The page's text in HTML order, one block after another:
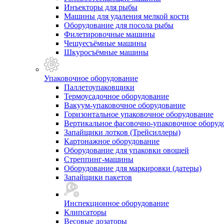
Инъекторы для рыбы
Машины для удаления мелкой кости
Оборудование для посола рыбы
Филетировочные машины
Чешуесъёмные машины
Шкуросъёмные машины
Упаковочное оборудование
Паллетоупаковщики
Термоусадочное оборудование
Вакуум-упаковочное оборудование
Горизонтальное упаковочное оборудование
Вертикальное фасовочно-упаковочное
Запайщики лотков (Трейсиллеры)
Картонажное оборудование
Оборудование для упаковки овощей
Стреппинг-машины
Оборудование для маркировки (датеры)
Запайщики пакетов
Инспекционное оборудование
Клипсаторы
Весовые дозаторы